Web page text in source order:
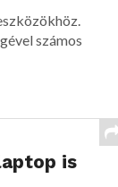
számos
is